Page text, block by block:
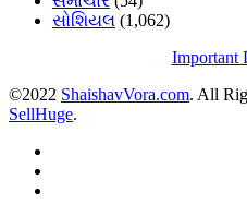
સોશિયલ (1,062)
Important
©2022 ShaishavVora.com. All
SellHuge.